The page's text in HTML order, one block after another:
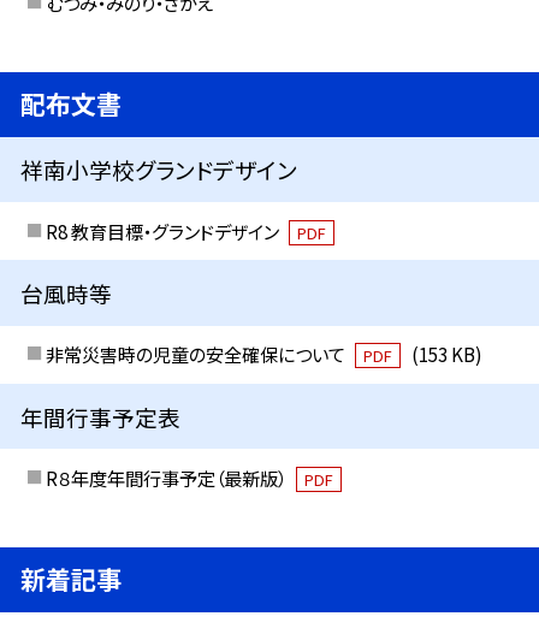
配布文書
祥南小学校グランドデザイン
R8 教育目標・グランドデザイン PDF
台風時等
非常災害時の児童の安全確保について PDF (153 KB)
年間行事予定表
R８年度年間行事予定（最新版） PDF
新着記事